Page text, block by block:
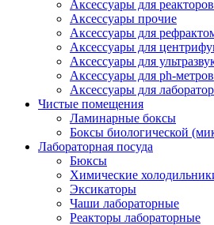
Аксессуары для
Аксессуары прочие
Аксессуары для
Аксессуары для
Аксессуары для
Аксессуары для ph-метров
Аксессуары для
Чистые помещения
Ламинарные боксы
Боксы биологической
Лабораторная посуда
Бюксы
Химические
Эксикаторы
Чаши лабораторные
Реакторы лабораторные